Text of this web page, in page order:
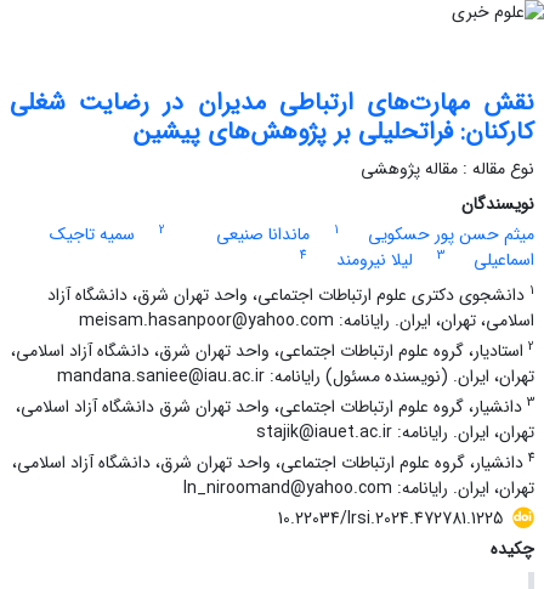
نقش مهارت‌های ارتباطی مدیران در رضایت شغلی
کارکنان: فراتحلیلی بر پژوهش‌های پیشین
نوع مقاله : مقاله پژوهشی
نویسندگان
میثم حسن پور حسکویی
1 ماندانا صنیعی 2
سمیه تاجیک
اسماعیلی
3 لیلا نیرومند
4
1 دانشجوی دکتری علوم ارتباطات اجتماعی، واحد تهران شرق، دانشگاه آزاد
اسلامی، تهران، ایران. رایانامه: meisam.hasanpoor@yahoo.com
2 استادیار، گروه علوم ارتباطات اجتماعی، واحد تهران شرق، دانشگاه آزاد اسلامی،
تهران، ایران. (نویسنده مسئول) رایانامه: mandana.saniee@iau.ac.ir
3 دانشیار، گروه علوم ارتباطات اجتماعی، واحد تهران شرق دانشگاه آزاد اسلامی،
تهران، ایران. رایانامه: stajik@iauet.ac.ir
4 دانشیار، گروه علوم ارتباطات اجتماعی، واحد تهران شرق، دانشگاه آزاد اسلامی،
تهران، ایران. رایانامه: ln_niroomand@yahoo.com
10.22034/lrsi.2024.472781.1225
چکیده